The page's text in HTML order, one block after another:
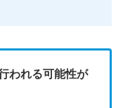
われる可能性が